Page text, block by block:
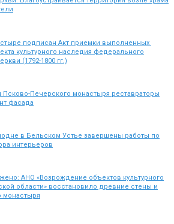
подписан Акт приемки выполненных
культурного наследия федерального
(1792-1800 гг.)
Печерского монастыря реставраторы
фасада
в Бельском Устье завершены работы по
интерьеров
АНО «Возрождение объектов культурного
области» восстановило древние стены и
монастыря